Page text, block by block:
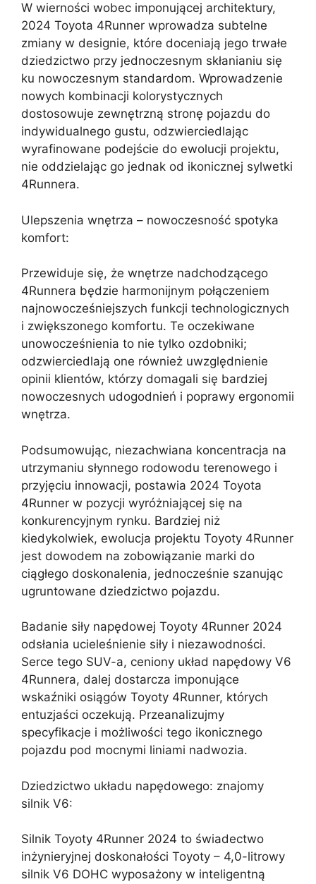
W wierności wobec imponującej architektury,
2024 Toyota 4Runner wprowadza subtelne
zmiany w designie, które doceniają jego trwałe
dziedzictwo przy jednoczesnym skłanianiu się
ku nowoczesnym standardom. Wprowadzenie
nowych kombinacji kolorystycznych
dostosowuje zewnętrzną stronę pojazdu do
indywidualnego gustu, odzwierciedlając
wyrafinowane podejście do ewolucji projektu,
nie oddzielając go jednak od ikonicznej sylwetki
4Runnera.
Ulepszenia wnętrza – nowoczesność spotyka
komfort:
Przewiduje się, że wnętrze nadchodzącego
4Runnera będzie harmonijnym połączeniem
najnowocześniejszych funkcji technologicznych
i zwiększonego komfortu. Te oczekiwane
unowocześnienia to nie tylko ozdobniki;
odzwierciedlają one również uwzględnienie
opinii klientów, którzy domagali się bardziej
nowoczesnych udogodnień i poprawy ergonomii
wnętrza.
Podsumowując, niezachwiana koncentracja na
utrzymaniu słynnego rodowodu terenowego i
przyjęciu innowacji, postawia 2024 Toyota
4Runner w pozycji wyróżniającej się na
konkurencyjnym rynku. Bardziej niż
kiedykolwiek, ewolucja projektu Toyoty 4Runner
jest dowodem na zobowiązanie marki do
ciągłego doskonalenia, jednocześnie szanując
ugruntowane dziedzictwo pojazdu.
Badanie siły napędowej Toyoty 4Runner 2024
odsłania ucieleśnienie siły i niezawodności.
Serce tego SUV-a, ceniony układ napędowy V6
4Runnera, dalej dostarcza imponujące
wskaźniki osiągów Toyoty 4Runner, których
entuzjaści oczekują. Przeanalizujmy
specyfikacje i możliwości tego ikonicznego
pojazdu pod mocnymi liniami nadwozia.
Dziedzictwo układu napędowego: znajomy
silnik V6:
Silnik Toyoty 4Runner 2024 to świadectwo
inżynieryjnej doskonałości Toyoty – 4,0-litrowy
silnik V6 DOHC wyposażony w inteligentną